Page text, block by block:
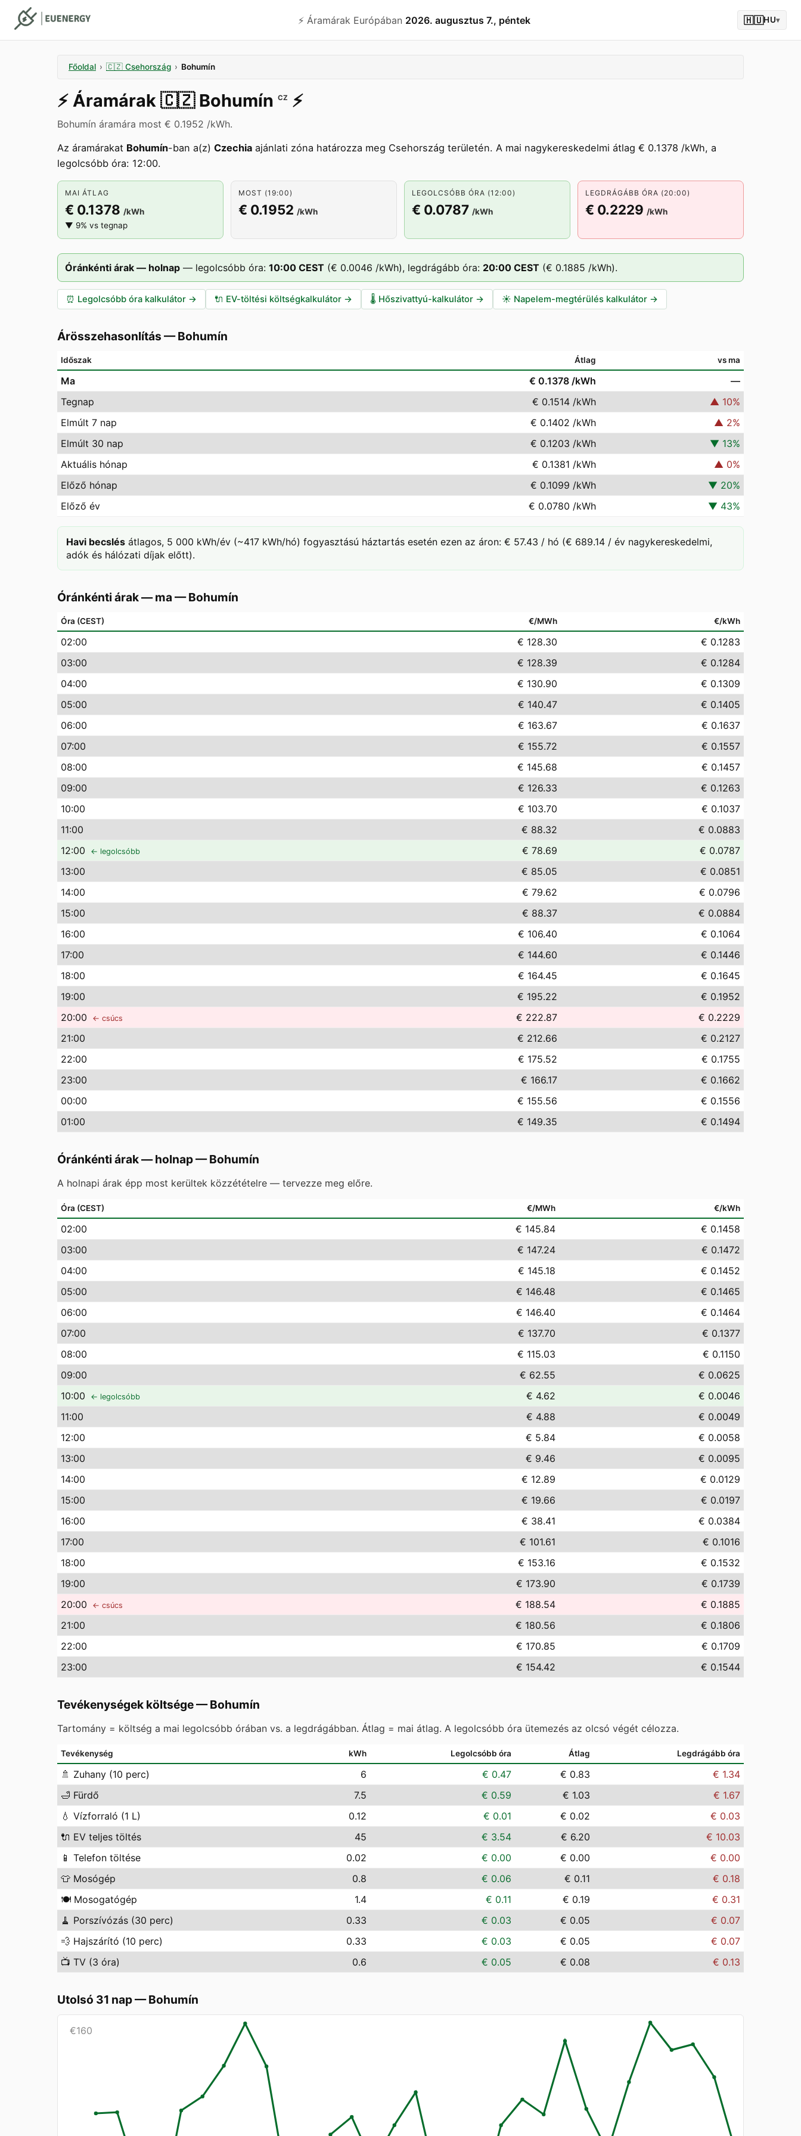
⚡️ Áramárak Európában 2026. augusztus 7., péntek 🇭🇺HU▾
Főoldal › 🇨🇿 Csehország › Bohumín
⚡️ Áramárak 🇨🇿 Bohumín CZ ⚡️
Bohumín áramára most € 0.1952 /kWh.
Az áramárakat Bohumín-ban a(z) Czechia ajánlati zóna határozza meg Csehország területén. A mai nagykereskedelmi átlag € 0.1378 /kWh, a
legolcsóbb óra: 12:00.
MAI ÁTLAG
€ 0.1378 /kWh
▼ 9% vs tegnap
MOST (19:00)
€ 0.1952 /kWh
LEGOLCSÓBB ÓRA (12:00)
€ 0.0787 /kWh
LEGDRÁGÁBB ÓRA (20:00)
€ 0.2229 /kWh
Óránkénti árak — holnap — legolcsóbb óra: 10:00 CEST (€ 0.0046 /kWh), legdrágább óra: 20:00 CEST (€ 0.1885 /kWh).
⏰ Legolcsóbb óra kalkulátor → 🔌 EV-töltési költségkalkulátor → 🌡️ Hőszivattyú-kalkulátor → ☀️ Napelem-megtérülés kalkulátor →
Árösszehasonlítás —Bohumín
Időszak Átlag vs ma
Ma € 0.1378 /kWh
—
Tegnap
€ 0.1514 /kWh ▲ 10%
Elmúlt 7 nap
€ 0.1402 /kWh ▲ 2%
Elmúlt 30 nap
€ 0.1203 /kWh ▼ 13%
Aktuális hónap
€ 0.1381 /kWh ▲ 0%
Előző hónap
€ 0.1099 /kWh ▼ 20%
Előző év
€ 0.0780 /kWh ▼ 43%
Havi becslés átlagos, 5 000 kWh/év (~417 kWh/hó) fogyasztású háztartás esetén ezen az áron: € 57.43 / hó (€ 689.14 / év nagykereskedelmi,
adók és hálózati díjak előtt).
Óránkénti árak — ma —Bohumín
Óra (CEST) €/MWh €/kWh
02:00 € 128.30
€ 0.1283
03:00 € 128.39
€ 0.1284
04:00 € 130.90
€ 0.1309
05:00 € 140.47
€ 0.1405
06:00 € 163.67
€ 0.1637
07:00 € 155.72
€ 0.1557
08:00 € 145.68
€ 0.1457
09:00 € 126.33
€ 0.1263
10:00 € 103.70
€ 0.1037
11:00 € 88.32
€ 0.0883
12:00 ← legolcsóbb € 78.69
€ 0.0787
13:00 € 85.05
€ 0.0851
14:00 € 79.62
€ 0.0796
15:00 € 88.37
€ 0.0884
16:00 € 106.40
€ 0.1064
17:00 € 144.60
€ 0.1446
18:00 € 164.45
€ 0.1645
19:00 € 195.22
€ 0.1952
20:00 ← csúcs € 222.87
€ 0.2229
21:00 € 212.66
€ 0.2127
22:00 € 175.52
€ 0.1755
23:00 € 166.17
€ 0.1662
00:00 € 155.56
€ 0.1556
01:00 € 149.35 € 0.1494
Óránkénti árak — holnap—Bohumín
A holnapi árak épp most kerültek közzétételre — tervezze meg előre.
Óra (CEST) €/MWh €/kWh
02:00 € 145.84
€ 0.1458
03:00 € 147.24
€ 0.1472
04:00 € 145.18
€ 0.1452
05:00 € 146.48
€ 0.1465
06:00 € 146.40
€ 0.1464
07:00 € 137.70
€ 0.1377
08:00 € 115.03
€ 0.1150
09:00 € 62.55
€ 0.0625
10:00 ← legolcsóbb € 4.62
€ 0.0046
11:00 € 4.88
€ 0.0049
12:00 € 5.84
€ 0.0058
13:00 € 9.46
€ 0.0095
14:00 € 12.89
€ 0.0129
15:00 € 19.66
€ 0.0197
16:00 € 38.41
€ 0.0384
17:00 € 101.61
€ 0.1016
18:00 € 153.16
€ 0.1532
19:00 € 173.90
€ 0.1739
20:00 ← csúcs € 188.54
€ 0.1885
21:00 € 180.56
€ 0.1806
22:00 € 170.85
€ 0.1709
23:00 € 154.42 € 0.1544
Tevékenységek költsége—Bohumín
Tartomány = költség a mai legolcsóbb órában vs. a legdrágábban. Átlag = mai átlag. A legolcsóbb óra ütemezés az olcsó végét célozza.
Tevékenység kWh Legolcsóbb óra Átlag Legdrágább óra
🚿 Zuhany (10 perc) 6 € 0.47 € 0.83
€ 1.34
🛁 Fürdő 7.5 € 0.59 € 1.03
€ 1.67
💧 Vízforraló (1 L) 0.12 € 0.01 € 0.02
€ 0.03
🔌 EV teljes töltés 45 € 3.54 € 6.20
€ 10.03
📱 Telefon töltése 0.02 € 0.00 € 0.00
€ 0.00
👕 Mosógép 0.8 € 0.06 € 0.11
€ 0.18
🍽️ Mosogatógép 1.4 € 0.11 € 0.19
€ 0.31
🧹 Porszívózás (30 perc) 0.33 € 0.03 € 0.05
€ 0.07
💨 Hajszárító (10 perc) 0.33 € 0.03 € 0.05
€ 0.07
📺 TV (3 óra) 0.6 € 0.05 € 0.08 € 0.13
Utolsó 31 nap—Bohumín
€160